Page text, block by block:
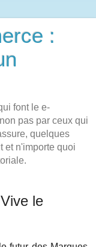
:
font le e-
pas par ceux qui
quelques
et n'importe quoi
le